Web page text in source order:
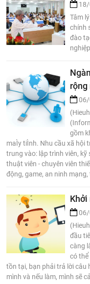
Tâm
chính
đào
rộng
gồm
maÌy tiÌnh. Nhu cầu xã
trung vào: lập trình viên,
thuật viên - chuyên viên
động, game, an ninh mạng,
Khởi
đầu
càng
có
tồn tại, bạn phải trả lời câu
mình và nếu làm, mình sẽ